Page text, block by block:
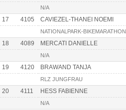
N/A
17 4105 CAVIEZEL-THANEI NOEMI
NATIONALPARK-BIKEMARATHON
18 4089 MERCATI DANIELLE
N/A
19 4120 BRAWAND TANJA
RLZ JUNGFRAU
20 4111 HESS FABIENNE
N/A